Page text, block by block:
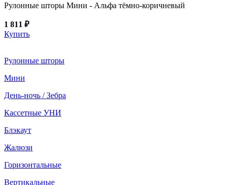
Рулонные шторы Мини - Альфа тёмно-коричневый
1 811 ₽
Купить
Рулонные шторы
Мини
День-ночь / Зебра
Кассетные УНИ
Блэкаут
Жалюзи
Горизонтальные
Вертикальные